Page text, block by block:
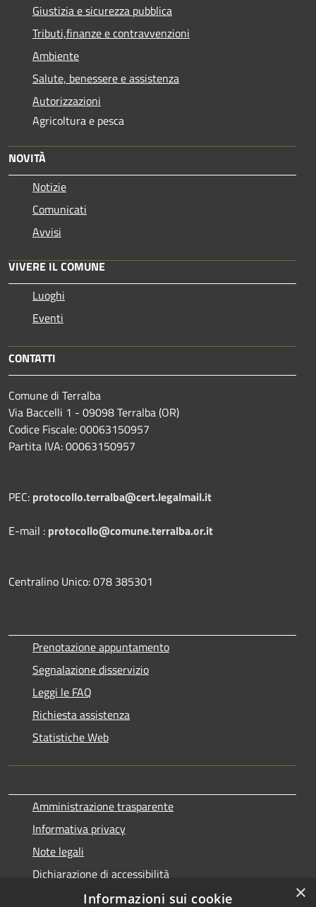
Giustizia e sicurezza pubblica
Tributi,finanze e contravvenzioni
Ambiente
Salute, benessere e assistenza
Autorizzazioni
Agricoltura e pesca
NOVITÀ
Notizie
Comunicati
Avvisi
VIVERE IL COMUNE
Luoghi
Eventi
CONTATTI
Comune di Terralba
Via Baccelli 1 - 09098 Terralba (OR)
Codice Fiscale: 00063150957
Partita IVA: 00063150957
PEC: protocollo.terralba@cert.legalmail.it
E-mail : protocollo@comune.terralba.or.it
Centralino Unico: 078 385301
Prenotazione appuntamento
Segnalazione disservizio
Leggi le FAQ
Richiesta assistenza
Statistiche Web
Amministrazione trasparente
Informativa privacy
Note legali
Dichiarazione di accessibilità
×
Informazioni sui cookie